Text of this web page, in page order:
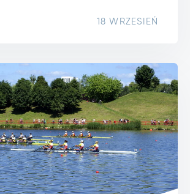
18 WRZESIEŃ